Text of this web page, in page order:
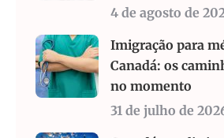
4 de agosto de
Imigração para
Canadá: os
no momento
31 de julho de